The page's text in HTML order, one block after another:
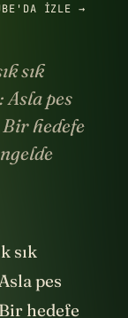
IZLE →
sık
pes
hedefe
sık
pes
hedefe